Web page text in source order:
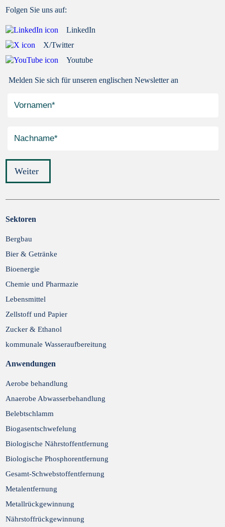
Melden Sie sich für unseren englischen Newsletter an
Weiter
Abschicken
Folgen Sie uns auf:
LinkedIn
X/Twitter
Youtube
Sektoren
Bergbau
Bier & Getränke
Bioenergie
Chemie und Pharmazie
Lebensmittel
Zellstoff und Papier
Zucker & Ethanol
kommunale Wasseraufbereitung
Anwendungen
Aerobe behandlung
Anaerobe Abwasserbehandlung
Belebtschlamm
Biogasentschwefelung
Biologische Nährstoffentfernung
Biologische Phosphorentfernung
Gesamt-Schwebstoffentfernung
Metalentfernung
Metallrückgewinnung
Nährstoffrückgewinnung